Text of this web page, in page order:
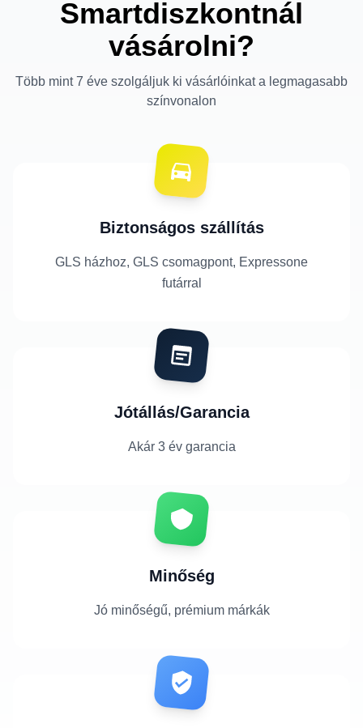
Smartdiszkontnál
vásárolni?
Több mint 7 éve szolgáljuk ki vásárlóinkat a legmagasabb
színvonalon
Biztonságos szállítás
GLS házhoz, GLS csomagpont, Expressone
futárral
Jótállás/Garancia
Akár 3 év garancia
Minőség
Jó minőségű, prémium márkák